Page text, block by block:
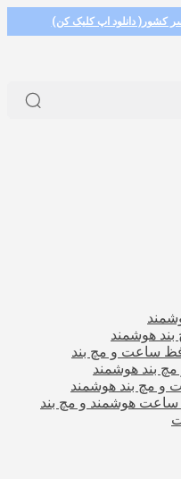
کشور( دانلود اپ کلیک کن)
هوشمند
ساعت و مچ بند
بند هوشمند
و مچ بند هوشمند
ساعت هوشمند و مچ بند